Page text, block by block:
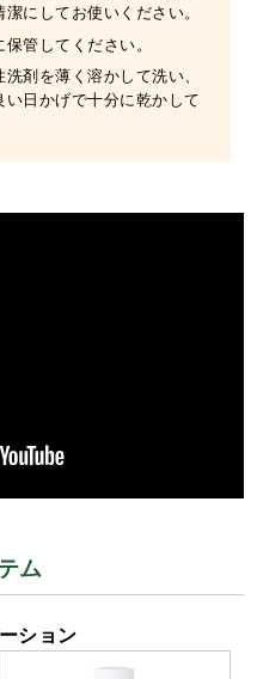
にしてお使いください。
管してください。
剤を薄く溶かして洗い、
日かげで十分に乾かして
ム
ション